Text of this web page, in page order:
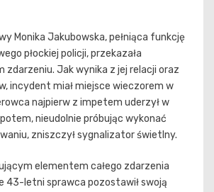
Monika Jakubowska, pełniąca funkcję
płockiej policji, przekazała
Jak wynika z jej relacji oraz
incydent miał miejsce wieczorem w
najpierw z impetem uderzył w
nieudolnie próbując wykonać
zniszczył sygnalizator świetlny.
elementem całego zdarzenia
43-letni sprawca pozostawił swoją